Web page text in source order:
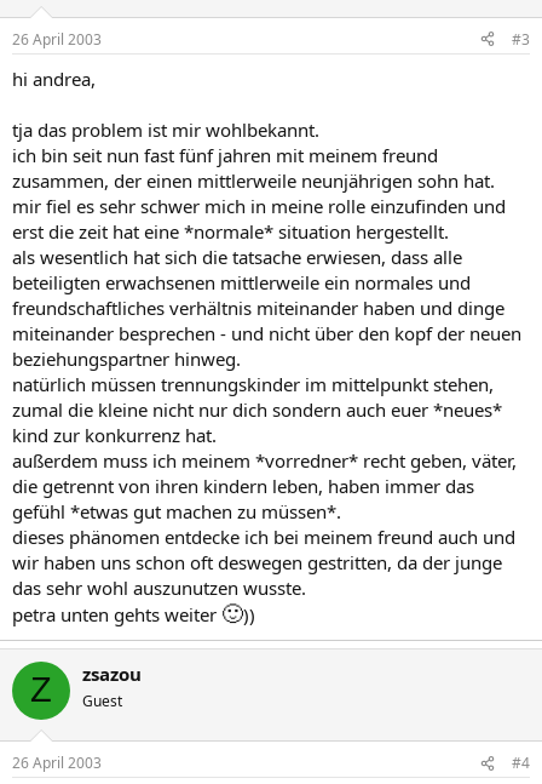
26 April 2003 #3
hi andrea,
tja das problem ist mir wohlbekannt.
ich bin seit nun fast fünf jahren mit meinem freund
zusammen, der einen mittlerweile neunjährigen sohn hat.
mir fiel es sehr schwer mich in meine rolle einzufinden und
erst die zeit hat eine *normale* situation hergestellt.
als wesentlich hat sich die tatsache erwiesen, dass alle
beteiligten erwachsenen mittlerweile ein normales und
freundschaftliches verhältnis miteinander haben und dinge
miteinander besprechen - und nicht über den kopf der neuen
beziehungspartner hinweg.
natürlich müssen trennungskinder im mittelpunkt stehen,
zumal die kleine nicht nur dich sondern auch euer *neues*
kind zur konkurrenz hat.
außerdem muss ich meinem *vorredner* recht geben, väter,
die getrennt von ihren kindern leben, haben immer das
gefühl *etwas gut machen zu müssen*.
dieses phänomen entdecke ich bei meinem freund auch und
wir haben uns schon oft deswegen gestritten, da der junge
das sehr wohl auszunutzen wusste.
petra unten gehts weiter 🙂))
Z zsazou
Guest
26 April 2003 #4